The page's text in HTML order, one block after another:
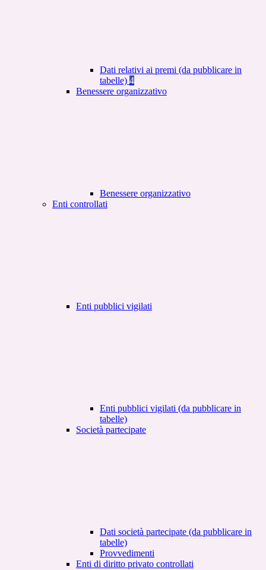
Dati relativi ai premi (da pubblicare in
tabelle) 4
Benessere organizzativo
Benessere organizzativo
Enti controllati
Enti pubblici vigilati
Enti pubblici vigilati (da pubblicare in
tabelle)
Società partecipate
Dati società partecipate (da pubblicare in
tabelle)
Provvedimenti
Enti di diritto privato controllati